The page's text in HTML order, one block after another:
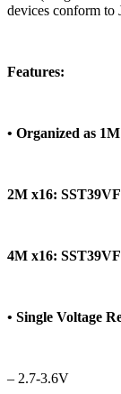
devices conform to
Features:
• Organized as
2M x16:
4M x16:
• Single Voltage
– 2.7-3.6V